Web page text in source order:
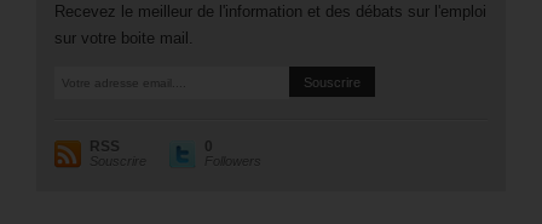
Recevez le meilleur de l'information et des débats sur l'emploi
sur votre boite mail.
RSS
Souscrire
0
Followers